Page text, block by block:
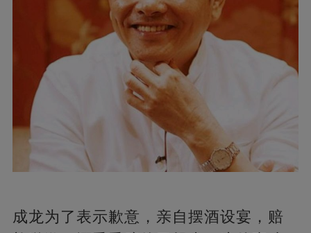
成龙为了表示歉意，亲自摆酒设宴，赔